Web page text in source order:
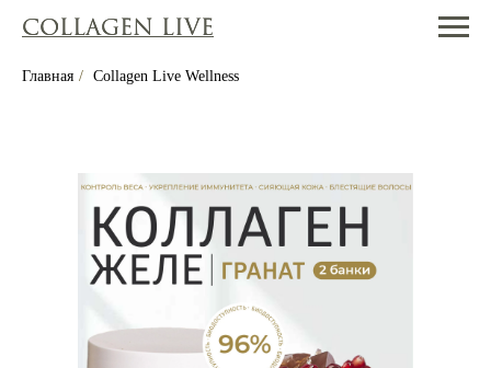
COLLAGEN LIVE
COLLAGEN LIVE
Главная / Collagen Live Wellness